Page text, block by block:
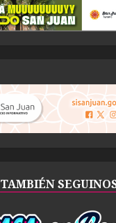
TAMBIÉN